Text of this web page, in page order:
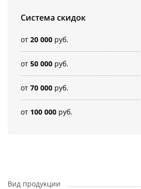
Система скидок
от 20 000 руб.
от 50 000 руб.
от 70 000 руб.
от 100 000 руб.
Вид продукции